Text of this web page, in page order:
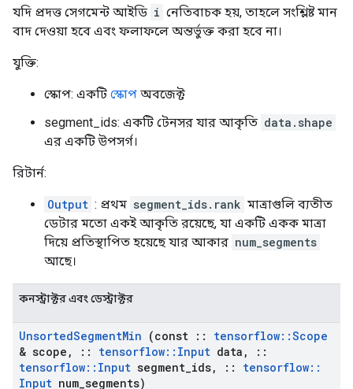
যদি প্রদত্ত সেগমেন্ট আইডি i নেতিবাচক হয়, তাহলে সংশ্লিষ্ট মান
বাদ দেওয়া হবে এবং ফলাফলে অন্তর্ভুক্ত করা হবে না।
যুক্তি:
স্কোপ: একটি স্কোপ অবজেক্ট
segment_ids: একটি টেনসর যার আকৃতি data.shape
এর একটি উপসর্গ।
রিটার্ন:
Output : প্রথম segment_ids.rank মাত্রাগুলি ব্যতীত
ডেটার মতো একই আকৃতি রয়েছে, যা একটি একক মাত্রা
দিয়ে প্রতিস্থাপিত হয়েছে যার আকার num_segments
আছে।
কনস্ট্রাক্টর এবং ডেস্ট্রাক্টর
UnsortedSegmentMin (const :: tensorflow::Scope
& scope , :: tensorflow:: Input data ,
::
tensorflow:: Input segment ids, :: tensorflow::
Input num segments)